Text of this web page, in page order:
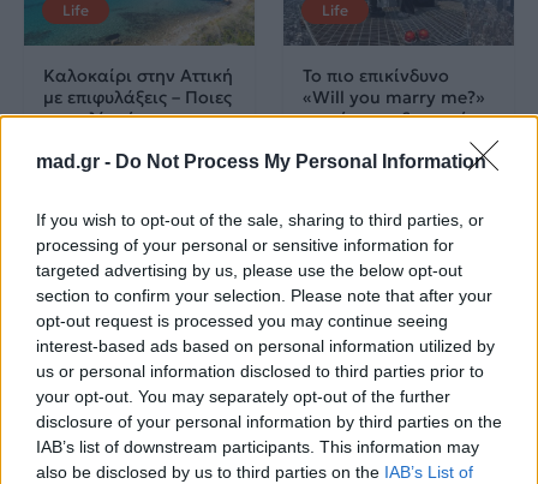
mad.gr - Do Not Process My Personal Information
If you wish to opt-out of the sale, sharing to third parties, or
processing of your personal or sensitive information for
targeted advertising by us, please use the below opt-out
section to confirm your selection. Please note that after your
opt-out request is processed you may continue seeing
interest-based ads based on personal information utilized by
us or personal information disclosed to third parties prior to
your opt-out. You may separately opt-out of the further
disclosure of your personal information by third parties on the
IAB’s list of downstream participants. This information may
also be disclosed by us to third parties on the IAB’s List of
Life
Καλοκαίρι στην Αττική
με επιφυλάξεις – Ποιες
παραλίες έχουν
ακατάλληλες
04.07.2026
Life
Το πιο επικίνδυνο
«Will you marry me?»
που έχουμε δει ποτέ –
σκαρφάλωσε στο
02.07.2026
News Corporate News